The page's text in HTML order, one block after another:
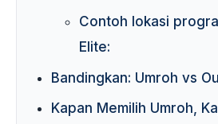
Contoh lokasi
Elite:
Bandingkan: Umroh vs
Kapan Memilih Umroh,